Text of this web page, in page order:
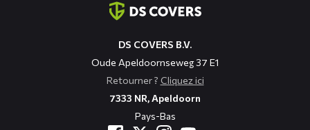
DS COVERS B.V.
Oude Apeldoornseweg 37 E1
Retourner ? Cliquez ici
7333 NR, Apeldoorn
Pays-Bas